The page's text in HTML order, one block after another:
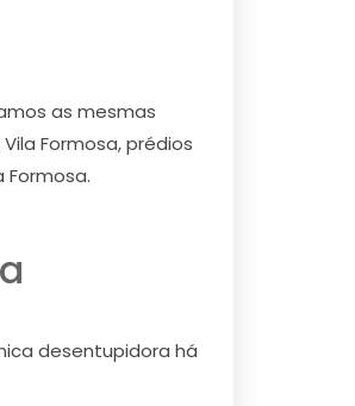
as mesmas
Formosa, prédios
desentupidora há